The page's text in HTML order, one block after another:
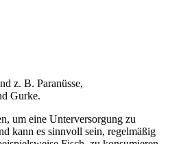
z. B. Paranüsse,
Gurke.
um eine Unterversorgung zu
kann es sinnvoll sein, regelmäßig